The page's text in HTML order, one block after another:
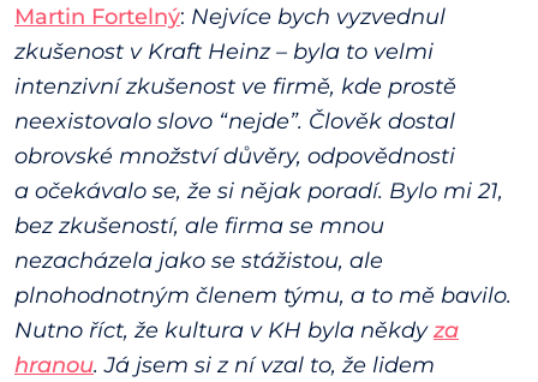
Martin Fortelný: Nejvíce bych vyzvednul
zkušenost v Kraft Heinz – byla to velmi
intenzivní zkušenost ve firmě, kde prostě
neexistovalo slovo “nejde”. Člověk dostal
obrovské množství důvěry, odpovědnosti
a očekávalo se, že si nějak poradí. Bylo mi 21,
bez zkušeností, ale firma se mnou
nezacházela jako se stážistou, ale
plnohodnotným členem týmu, a to mě bavilo.
Nutno říct, že kultura v KH byla někdyza
hranou. Já jsem si z ní vzal to, že lidem